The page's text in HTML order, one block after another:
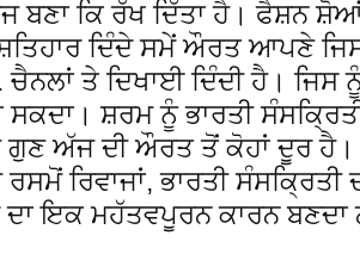
ਬਣਾ ਕਿ ਰੱਖ ਦਿੱਤਾ ਹੈ। ਫੈਸ਼ਨ
ਦਿੰਦੇ ਸਮੇਂ ਔਰਤ ਆਪਣੇ
ਤੇ ਦਿਖਾਈ ਦਿੰਦੀ ਹੈ। ਜਿਸ
ਸ਼ਰਮ ਨੂੰ ਭਾਰਤੀ
ਗੁਣ ਅੱਜ ਦੀ ਔਰਤ ਤੋਂ ਕੋਹਾਂ ਦੂਰ ਹੈ।
ਰਸਮੋਂ ਰਿਵਾਜਾਂ, ਭਾਰਤੀ
ਦਾ ਇਕ ਮਹੱਤਵਪੂਰਨ ਕਾਰਨ ਬਣਦਾ